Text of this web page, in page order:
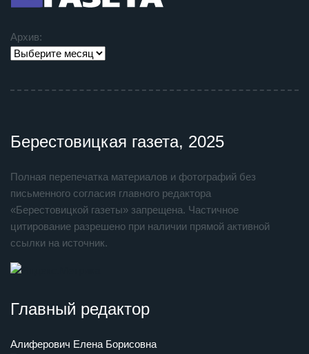
Архив:
Берестовицкая газета, 2025
Полная перепечатка материалов и фотографий без
письменного согласия главного редактора
«Берестовицкой газеты» запрещена. Частичное
цитирование разрешено при наличии прямой активной
ссылки на источник.
Главный редактор
Алиферович Елена Борисовна